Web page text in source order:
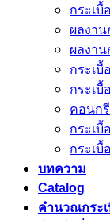
ผลงานกระเ
กระเบื้
ผลงา
ผลงาน
กระเบื้
กระเบื้
คอนก
กระเบื้
กระเบื้
บทความ
Catalog